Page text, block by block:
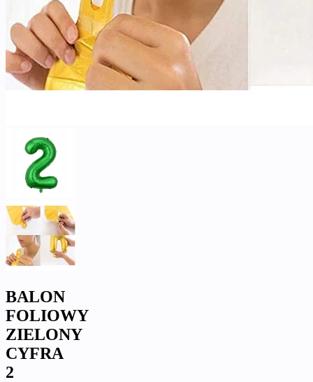
BALON
FOLIOWY
ZIELONY
CYFRA
2